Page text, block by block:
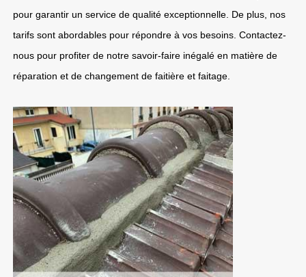
pour garantir un service de qualité exceptionnelle. De plus, nos
tarifs sont abordables pour répondre à vos besoins. Contactez-
nous pour profiter de notre savoir-faire inégalé en matière de
réparation et de changement de faitière et faitage.